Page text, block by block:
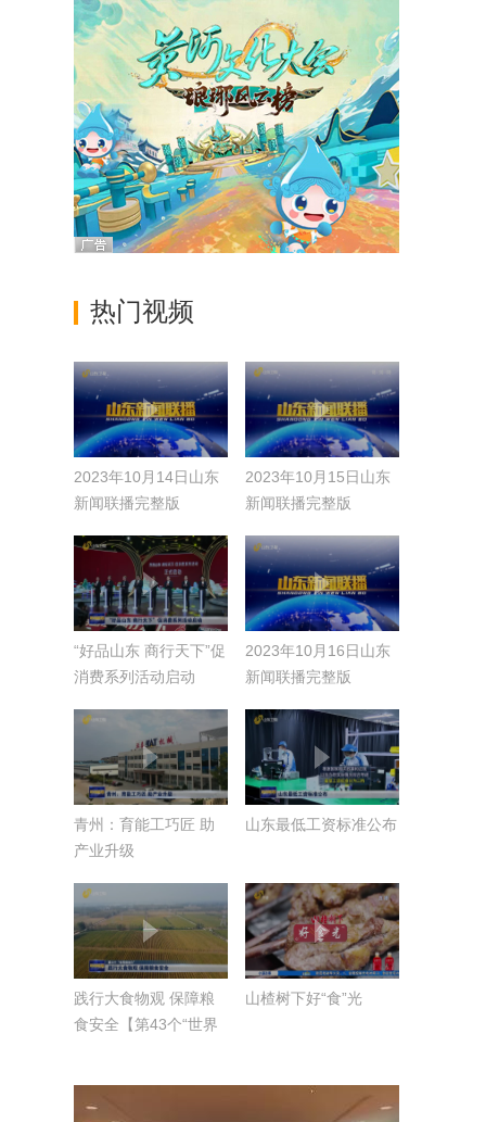
热门视频
2023年10月14日山东
新闻联播完整版
2023年10月15日山东
新闻联播完整版
“好品山东 商行天下”促
消费系列活动启动
2023年10月16日山东
新闻联播完整版
青州：育能工巧匠 助
产业升级
山东最低工资标准公布
践行大食物观 保障粮
食安全【第43个“世界
山楂树下好“食”光